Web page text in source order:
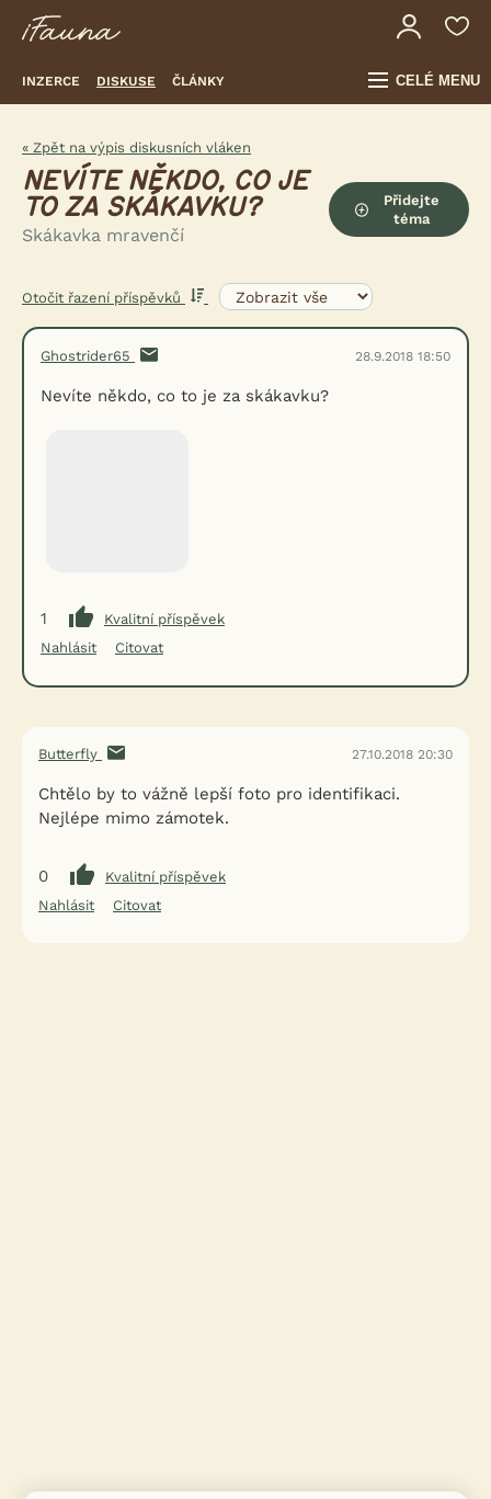
INZERCE DISKUSE ČLÁNKY CELÉ MENU
« Zpět na výpis diskusních vláken
NEVÍTE NĚKDO, CO JE
TO ZA SKÁKAVKU?
Skákavka mravenčí
Přidejte
téma
Otočit řazení příspěvků
Ghostrider65 28.9.2018 18:50
Nevíte někdo, co to je za skákavku?
1
Kvalitní příspěvek
Nahlásit
Citovat
Butterfly 27.10.2018 20:30
Chtělo by to vážně lepší foto pro identifikaci.
Nejlépe mimo zámotek.
0
Kvalitní příspěvek
Nahlásit
Citovat